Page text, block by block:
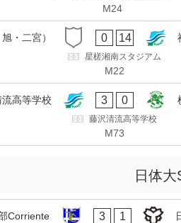
M24
・二宮） 0 14
星槎湘南スタジアム
M22
高等学校 3 0
藤沢清流高等学校
M73
日体
Corriente 3 1